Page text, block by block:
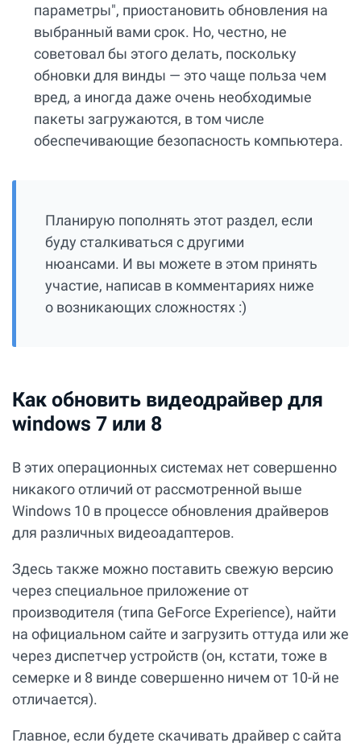
параметры", приостановить обновления на
выбранный вами срок. Но, честно, не
советовал бы этого делать, поскольку
обновки для винды — это чаще польза чем
вред, а иногда даже очень необходимые
пакеты загружаются, в том числе
обеспечивающие безопасность компьютера.
Планирую пополнять этот раздел, если
буду сталкиваться с другими
нюансами. И вы можете в этом принять
участие, написав в комментариях ниже
о возникающих сложностях :)
Как обновить видеодрайвер для
windows 7 или 8
В этих операционных системах нет совершенно
никакого отличий от рассмотренной выше
Windows 10 в процессе обновления драйверов
для различных видеоадаптеров.
Здесь также можно поставить свежую версию
через специальное приложение от
производителя (типа GeForce Experience), найти
на официальном сайте и загрузить оттуда или же
через диспетчер устройств (он, кстати, тоже в
семерке и 8 винде совершенно ничем от 10-й не
отличается).
Главное, если будете скачивать драйвер с сайта